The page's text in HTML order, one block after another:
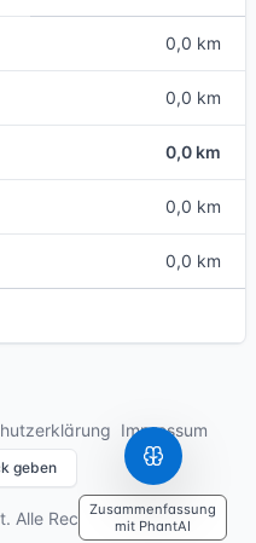
0,0 km
0,0 km
0,0 km
0,0 km
0,0 km
Zusammenfassung
mit PhantAI
Impressum
geben
Alle Rechte vorbehalten.